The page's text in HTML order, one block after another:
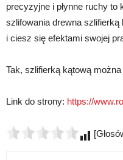
precyzyjne i płynne ruchy
szlifowania drewna
i ciesz się efektami swojej
Tak, szlifierką kątową
Link do strony: https://